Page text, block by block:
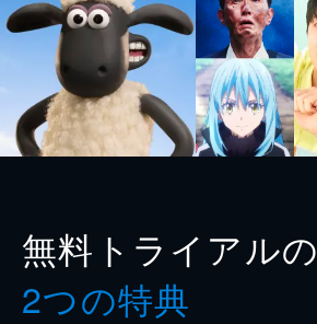
無料トライアルの
2つの特典